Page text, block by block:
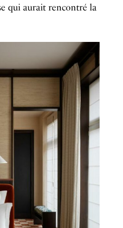
qui aurait rencontré la